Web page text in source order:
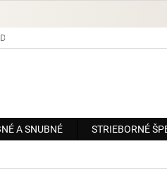
DOPRAVA A PLATBA OCHRANA
A SNUBNÉ STRIEBORNÉ